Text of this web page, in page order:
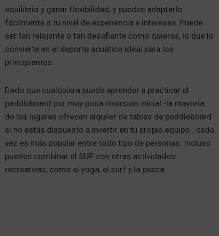
equilibrio y ganar flexibilidad, y puedes adaptarlo
fácilmente a tu nivel de experiencia e intereses. Puede
ser tan relajante o tan desafiante como quieras, lo que lo
convierte en el deporte acuático ideal para los
principiantes.
Dado que cualquiera puede aprender a practicar el
paddleboard por muy poca inversión inicial -la mayoría
de los lugares ofrecen alquiler de tablas de paddleboard
si no estás dispuesto a invertir en tu propio equipo-, cada
vez es más popular entre todo tipo de personas. Incluso
puedes combinar el SUP con otras actividades
recreativas, como el yoga, el surf y la pesca.